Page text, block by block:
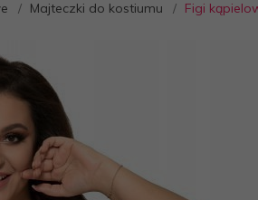
Majteczki do kostiumu Figi